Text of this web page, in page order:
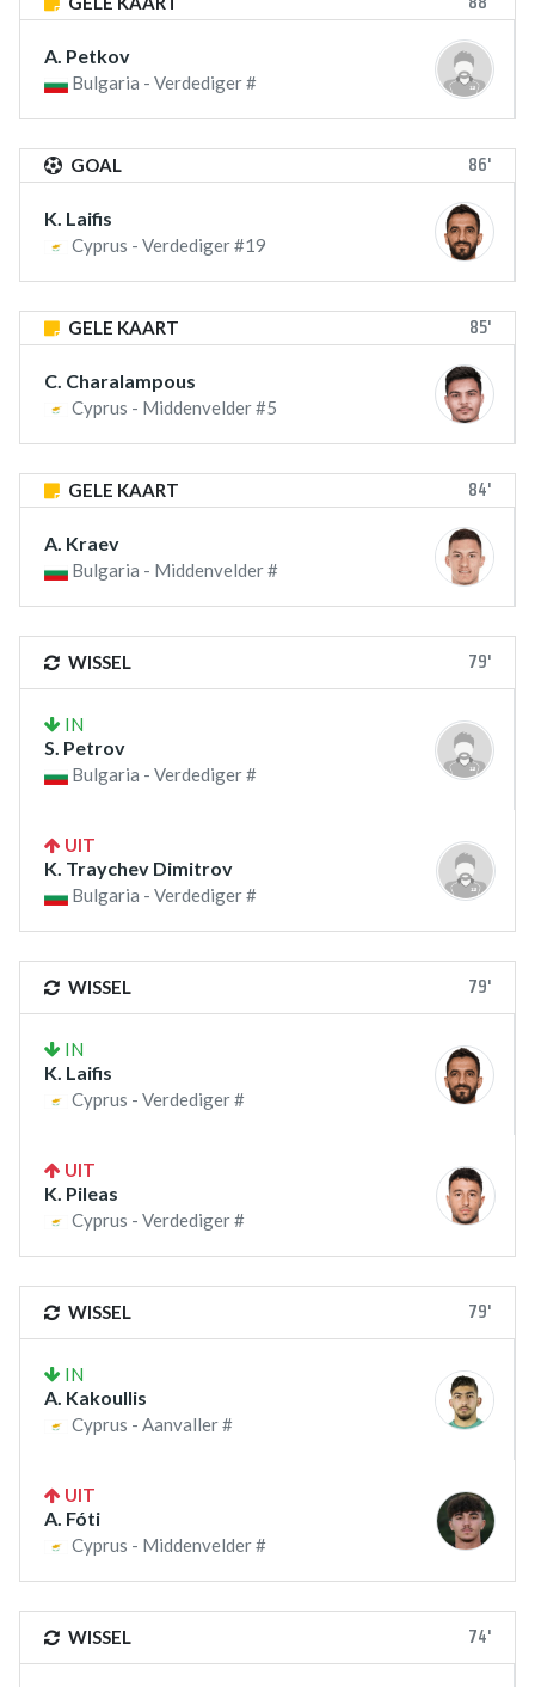
A. Petkov
Bulgaria - Verdediger #
GOAL 86'
K. Laifis
Cyprus - Verdediger #19
GELE KAART 85'
C. Charalampous
Cyprus - Middenvelder #5
GELE KAART 84'
A. Kraev
Bulgaria - Middenvelder #
WISSEL 79'
IN
S. Petrov
Bulgaria - Verdediger #
UIT
K. Traychev Dimitrov
Bulgaria - Verdediger #
WISSEL 79'
IN
K. Laifis
Cyprus - Verdediger #
UIT
K. Pileas
Cyprus - Verdediger #
WISSEL 79'
IN
A. Kakoullis
Cyprus - Aanvaller #
UIT
A. Fóti
Cyprus - Middenvelder #
WISSEL 74'